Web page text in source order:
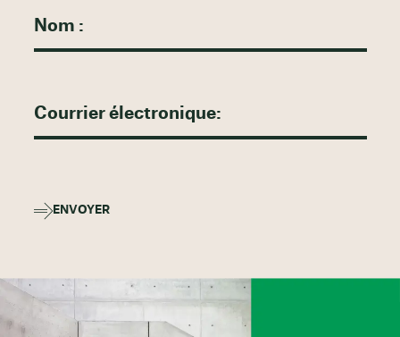
ENVOYER